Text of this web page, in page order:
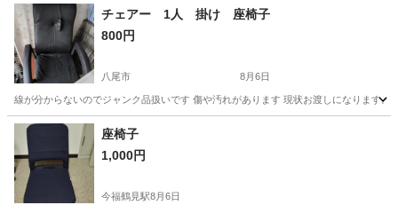
大阪 大阪市 収納家具
チェアー 1人 掛け 座椅子
800円
八尾市 8月6日
線が分からないのでジャンク品扱いです 傷や汚れがあります 現状お渡しになります。
大阪 八尾市 椅子
座椅子
1,000円
今福鶴見駅8月6日